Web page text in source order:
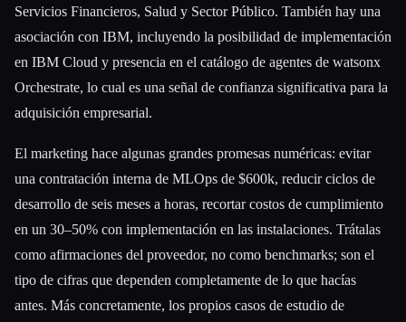
Servicios Financieros, Salud y Sector Público. También hay una
asociación con IBM, incluyendo la posibilidad de implementación
en IBM Cloud y presencia en el catálogo de agentes de watsonx
Orchestrate, lo cual es una señal de confianza significativa para la
adquisición empresarial.
El marketing hace algunas grandes promesas numéricas: evitar
una contratación interna de MLOps de $600k, reducir ciclos de
desarrollo de seis meses a horas, recortar costos de cumplimiento
en un 30–50% con implementación en las instalaciones. Trátalas
como afirmaciones del proveedor, no como benchmarks; son el
tipo de cifras que dependen completamente de lo que hacías
antes. Más concretamente, los propios casos de estudio de